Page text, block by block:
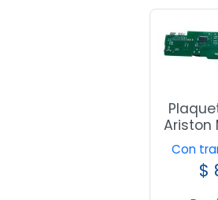
Ariston
Con
$